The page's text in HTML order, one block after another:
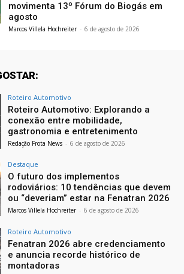
movimenta 13º Fórum do Biogás em
agosto
Marcos Villela Hochreiter - 6 de agosto de 2026
Roteiro Automotivo
Roteiro Automotivo: Explorando a
conexão entre mobilidade,
gastronomia e entretenimento
Redação Frota News - 6 de agosto de 2026
Destaque
O futuro dos implementos
rodoviários: 10 tendências que devem
ou “deveriam” estar na Fenatran 2026
Marcos Villela Hochreiter - 6 de agosto de 2026
Roteiro Automotivo
Fenatran 2026 abre credenciamento
e anuncia recorde histórico de
montadoras